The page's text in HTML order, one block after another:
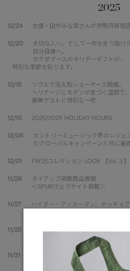
2025
12/24 女優・田中みな実さんが伊勢丹新宿
12/20
大切な人へ、そして一年を走り抜け
自分自身へ。
カナダグースのホリデーギフトが、
特別な季節を彩ります。
12/16
ソウルで没入型ショーケース開催。
ヘリテージとモダンが息づく空間で、
豪華ゲストと特別な一夜
12/10 2025/2026 HOLIDAY HOURS
12/06
カントリーミュージック界のレジェ
たグローバルキャンペーンと共に最
12/01 FW25コレクション LOOK 【Vol.３】
11/28
タイアップ掲載商品情報
＜SPURウェブサイト掲載＞
11/27
ハイダー・アッカーマン、ホッキョ
11/25
＜UOMOウェブサイト掲載＞
11/21
CANADA GOOSE Generations
カナダグース認定リユース販売開始